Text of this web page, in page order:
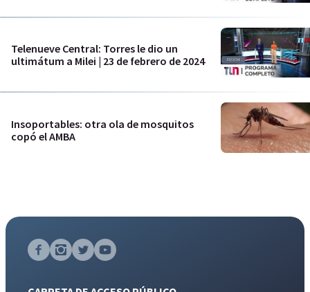
Telenueve Central: Torres le dio un
ultimátum a Milei | 23 de febrero de 2024
Insoportables: otra ola de mosquitos
copó el AMBA